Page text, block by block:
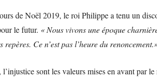
de Noël 2019, le roi Philippe a tenu un
le futur. « Nous vivons une époque
Ce n’est pas l’heure du
sont les valeurs mises en avant par le